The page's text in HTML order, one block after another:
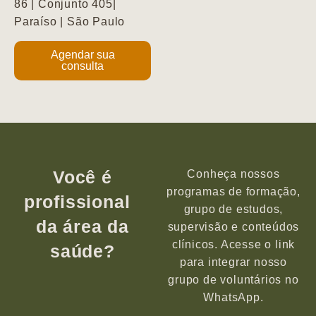
86 | Conjunto 405|
Paraíso | São Paulo
Agendar sua
consulta
Você é
profissional
da área da
saúde?
Conheça nossos
programas de formação,
grupo de estudos,
supervisão e conteúdos
clínicos. Acesse o link
para integrar nosso
grupo de voluntários no
WhatsApp.